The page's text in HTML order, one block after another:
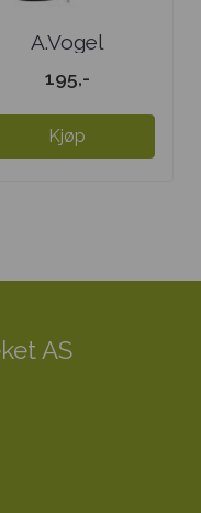
A.Vogel
dråper
195,-
Kjøp
AS